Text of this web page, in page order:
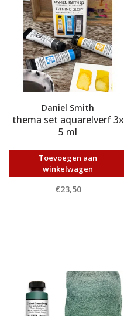
Daniel Smith
thema set aquarelverf 3x
5 ml
Toevoegen aan
winkelwagen
€23,50